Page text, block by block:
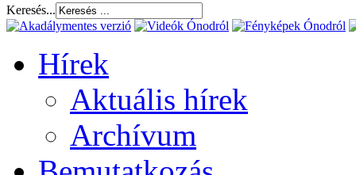
Keresés...
Hírek
Aktuális hírek
Archívum